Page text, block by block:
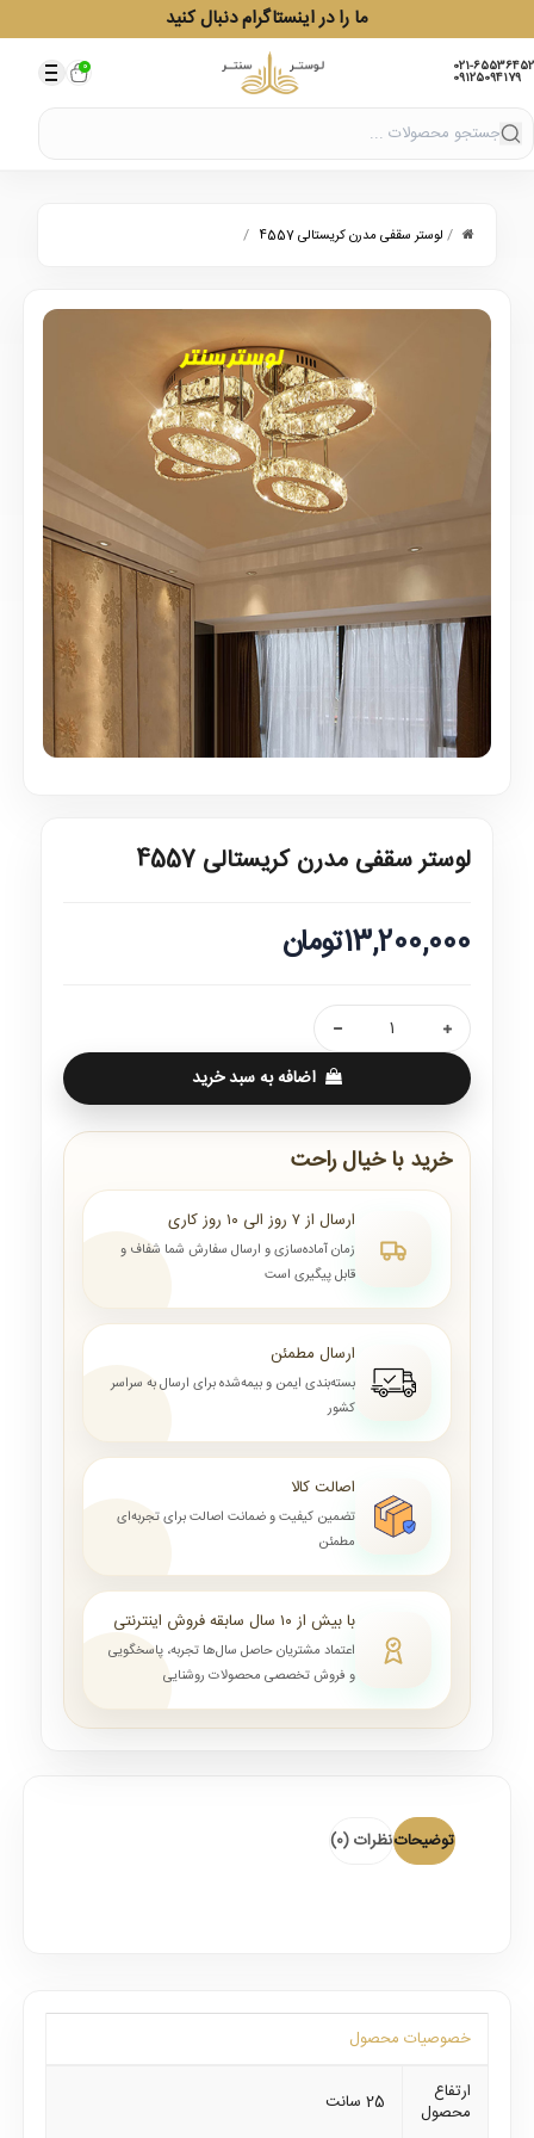
ما را در اینستاگرام دنبال کنید
021-65536452
09125094179
0
/ لوستر سقفی مدرن کریستالی 4557 /
لوستر سقفی مدرن کریستالی 4557
13,200,000تومان
اضافه به سبد خرید
خرید با خیال راحت
ارسال از ۷ روز الی ۱۰ روز کاری
زمان آماده‌سازی و ارسال سفارش شما شفاف و
قابل پیگیری است
ارسال مطمئن
بسته‌بندی ایمن و بیمه‌شده برای ارسال به سراسر
کشور
اصالت کالا
تضمین کیفیت و ضمانت اصالت برای تجربه‌ای
مطمئن
با بیش از ۱۰ سال سابقه فروش اینترنتی
اعتماد مشتریان حاصل سال‌ها تجربه، پاسخگویی
و فروش تخصصی محصولات روشنایی
توضیحاتنظرات (0)
خصوصیات محصول
ارتفاع
محصول
25 سانت